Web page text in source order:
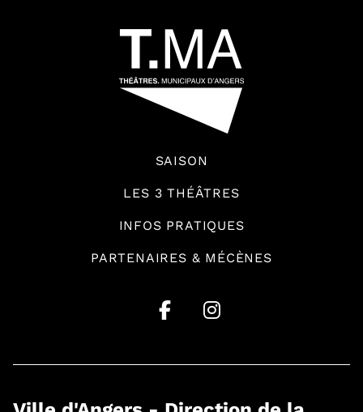
SAISON
LES 3 THÉÂTRES
INFOS PRATIQUES
PARTENAIRES & MÉCÈNES